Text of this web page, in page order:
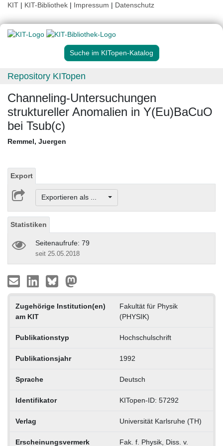
KIT | KIT-Bibliothek | Impressum | Datenschutz
Suche im KITopen-Katalog
Repository KITopen
Channeling-Untersuchungen
struktureller Anomalien in Y(Eu)BaCuO
bei Tsub(c)
Remmel, Juergen
Export
Exportieren als ...
Statistiken
Seitenaufrufe: 79
seit 25.05.2018
Zugehörige Institution(en)
am KIT
Fakultät für Physik
(PHYSIK)
Publikationstyp Hochschulschrift
Publikationsjahr 1992
Sprache Deutsch
Identifikator KITopen-ID: 57292
Verlag Universität Karlsruhe (TH)
Erscheinungsvermerk Fak. f. Physik, Diss. v.